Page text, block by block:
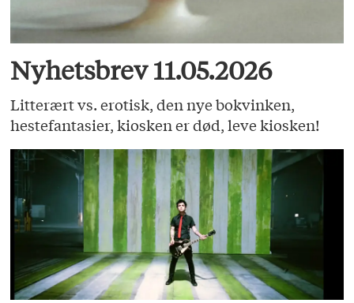
Nyhetsbrev 11.05.2026
Litterært vs. erotisk, den nye bokvinken,
hestefantasier, kiosken er død, leve kiosken!